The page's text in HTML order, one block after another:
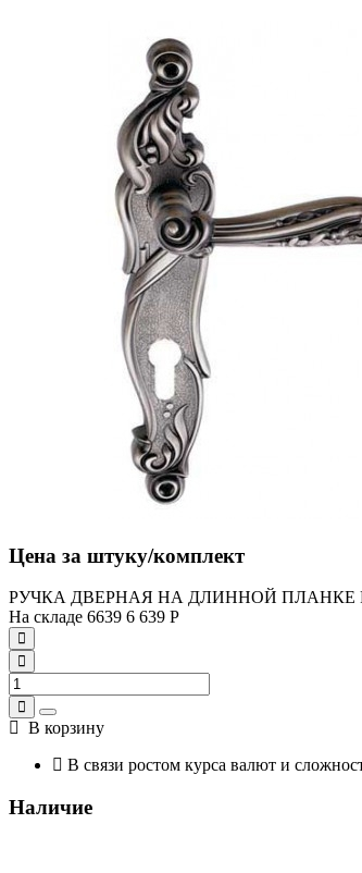
Цена за штуку/комплект
РУЧКА ДВЕРНАЯ НА ДЛИННОЙ ПЛАНКЕ
На складе 6639 6 639 Р
В корзину
В связи ростом курса валют и
Наличие